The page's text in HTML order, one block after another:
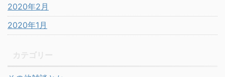
2020年2月
2020年1月